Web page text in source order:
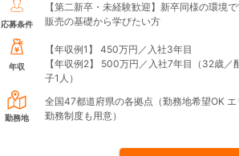
応募条件
【第二新卒・未経験歓迎】新卒同様の環境
販売の基礎から学びたい方
年収
【年収例1】
450万円／入社3年目
【年収例2】
500万円／入社7年目（32歳／
子1人）
勤務地
全国47都道府県の各拠点（勤務地希望OK エ
勤務制度も用意）